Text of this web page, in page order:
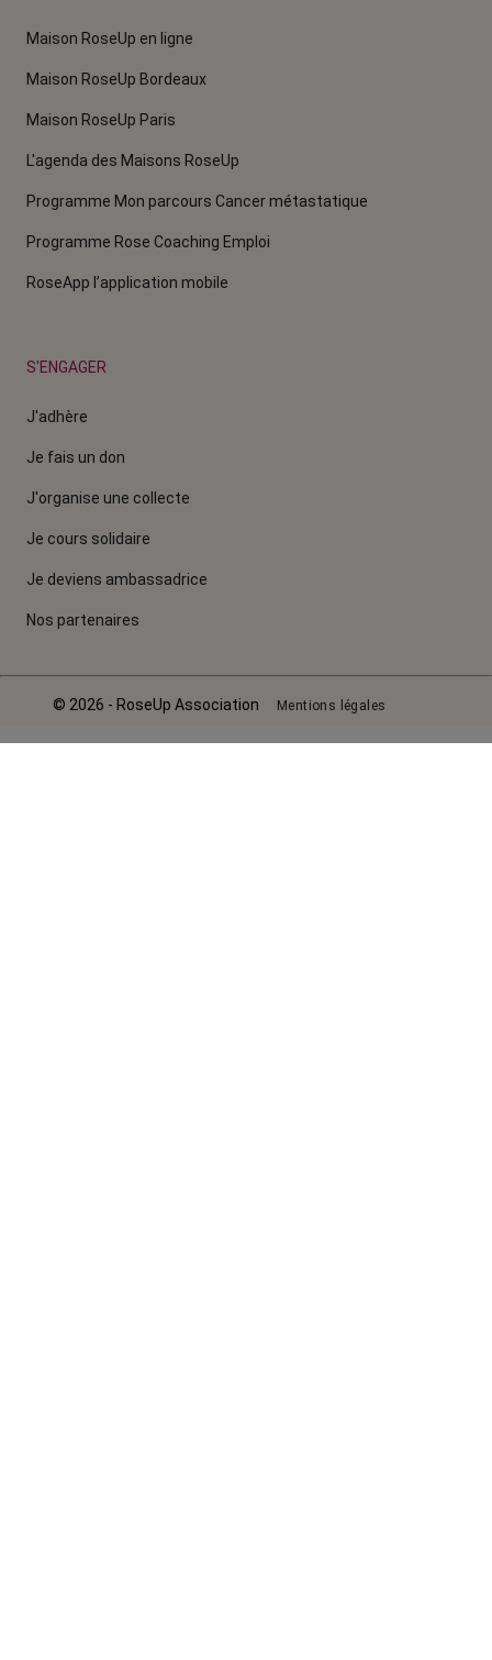
Maison RoseUp en ligne
Maison RoseUp Bordeaux
Maison RoseUp Paris
L'agenda des Maisons RoseUp
Programme Mon parcours Cancer métastatique
Programme Rose Coaching Emploi
RoseApp l’application mobile
S'ENGAGER
J'adhère
Je fais un don
J'organise une collecte
Je cours solidaire
Je deviens ambassadrice
Nos partenaires
© 2026 - RoseUp Association Mentions légales